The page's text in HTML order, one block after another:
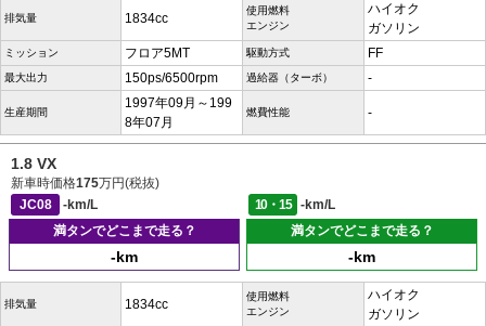
排気量 1834cc
使用燃料
エンジン
ハイオク
ガソリン
ミッション フロア5MT 駆動方式 FF
最大出力 150ps/6500rpm 過給器（ターボ） -
生産期間
1997年09月～199
8年07月
燃費性能 -
1.8 VX
新車時価格175万円(税抜)
JC08
-km/L 10・15
-km/L
満タンでどこまで走る？
-km
満タンでどこまで走る？
-km
排気量 1834cc
使用燃料
エンジン
ハイオク
ガソリン